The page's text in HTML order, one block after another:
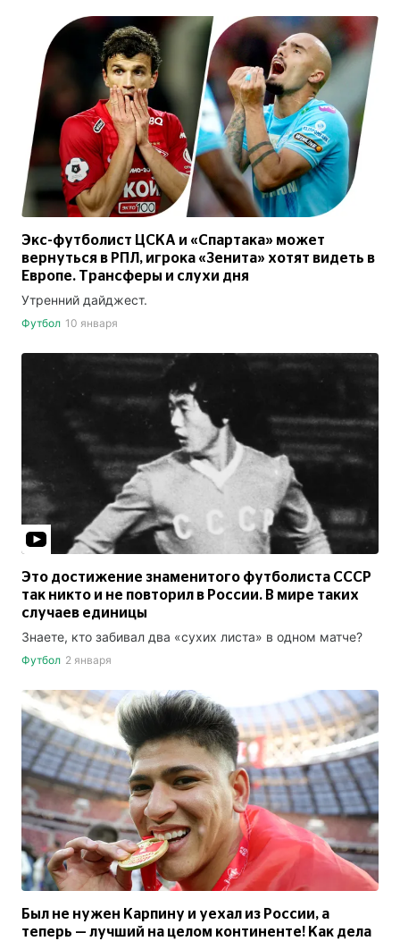
Экс-футболист ЦСКА и «Спартака» может
вернуться в РПЛ, игрока «Зенита» хотят видеть в
Европе. Трансферы и слухи дня
Утренний дайджест.
Футбол 10 января
Это достижение знаменитого футболиста СССР
так никто и не повторил в России. В мире таких
случаев единицы
Знаете, кто забивал два «сухих листа» в одном матче?
Футбол 2 января
Был не нужен Карпину и уехал из России, а
теперь — лучший на целом континенте! Как дела